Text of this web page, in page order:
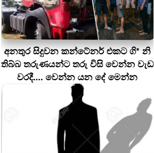
අනතුර සිදුවන කන්ටේනර් එකට ගි* නි
තිබ්බ තරුණයන්ට තරු විසි වෙන්න වැඩ
වරදී.... වෙන්න යන දේ මෙන්න